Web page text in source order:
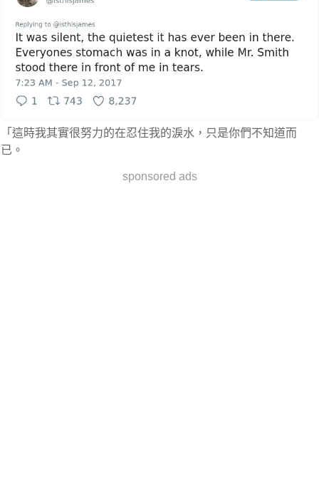
「這時我其實很努力的在忍住我的淚水，只是你們不知道而
已。
sponsored ads